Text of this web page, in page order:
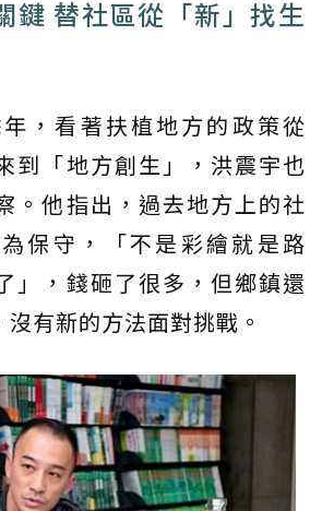
鍵 替社區從「新」找生
，看著扶植地方的政策從
到「地方創生」，洪震宇也
。他指出，過去地方上的社
保守，「不是彩繪就是路
」，錢砸了很多，但鄉鎮還
有新的方法面對挑戰。